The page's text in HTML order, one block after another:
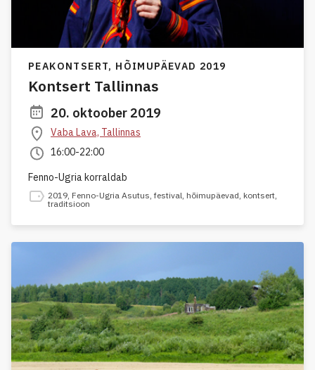
PEAKONTSERT, HÕIMUPÄEVAD 2019
Kontsert Tallinnas
20. oktoober 2019
Vaba Lava, Tallinnas
16:00-22:00
Fenno-Ugria korraldab
2019, Fenno-Ugria Asutus, festival, hõimupäevad, kontsert,
traditsioon